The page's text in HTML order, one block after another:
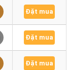
Đặt mua
Đặt mua
Đặt mua